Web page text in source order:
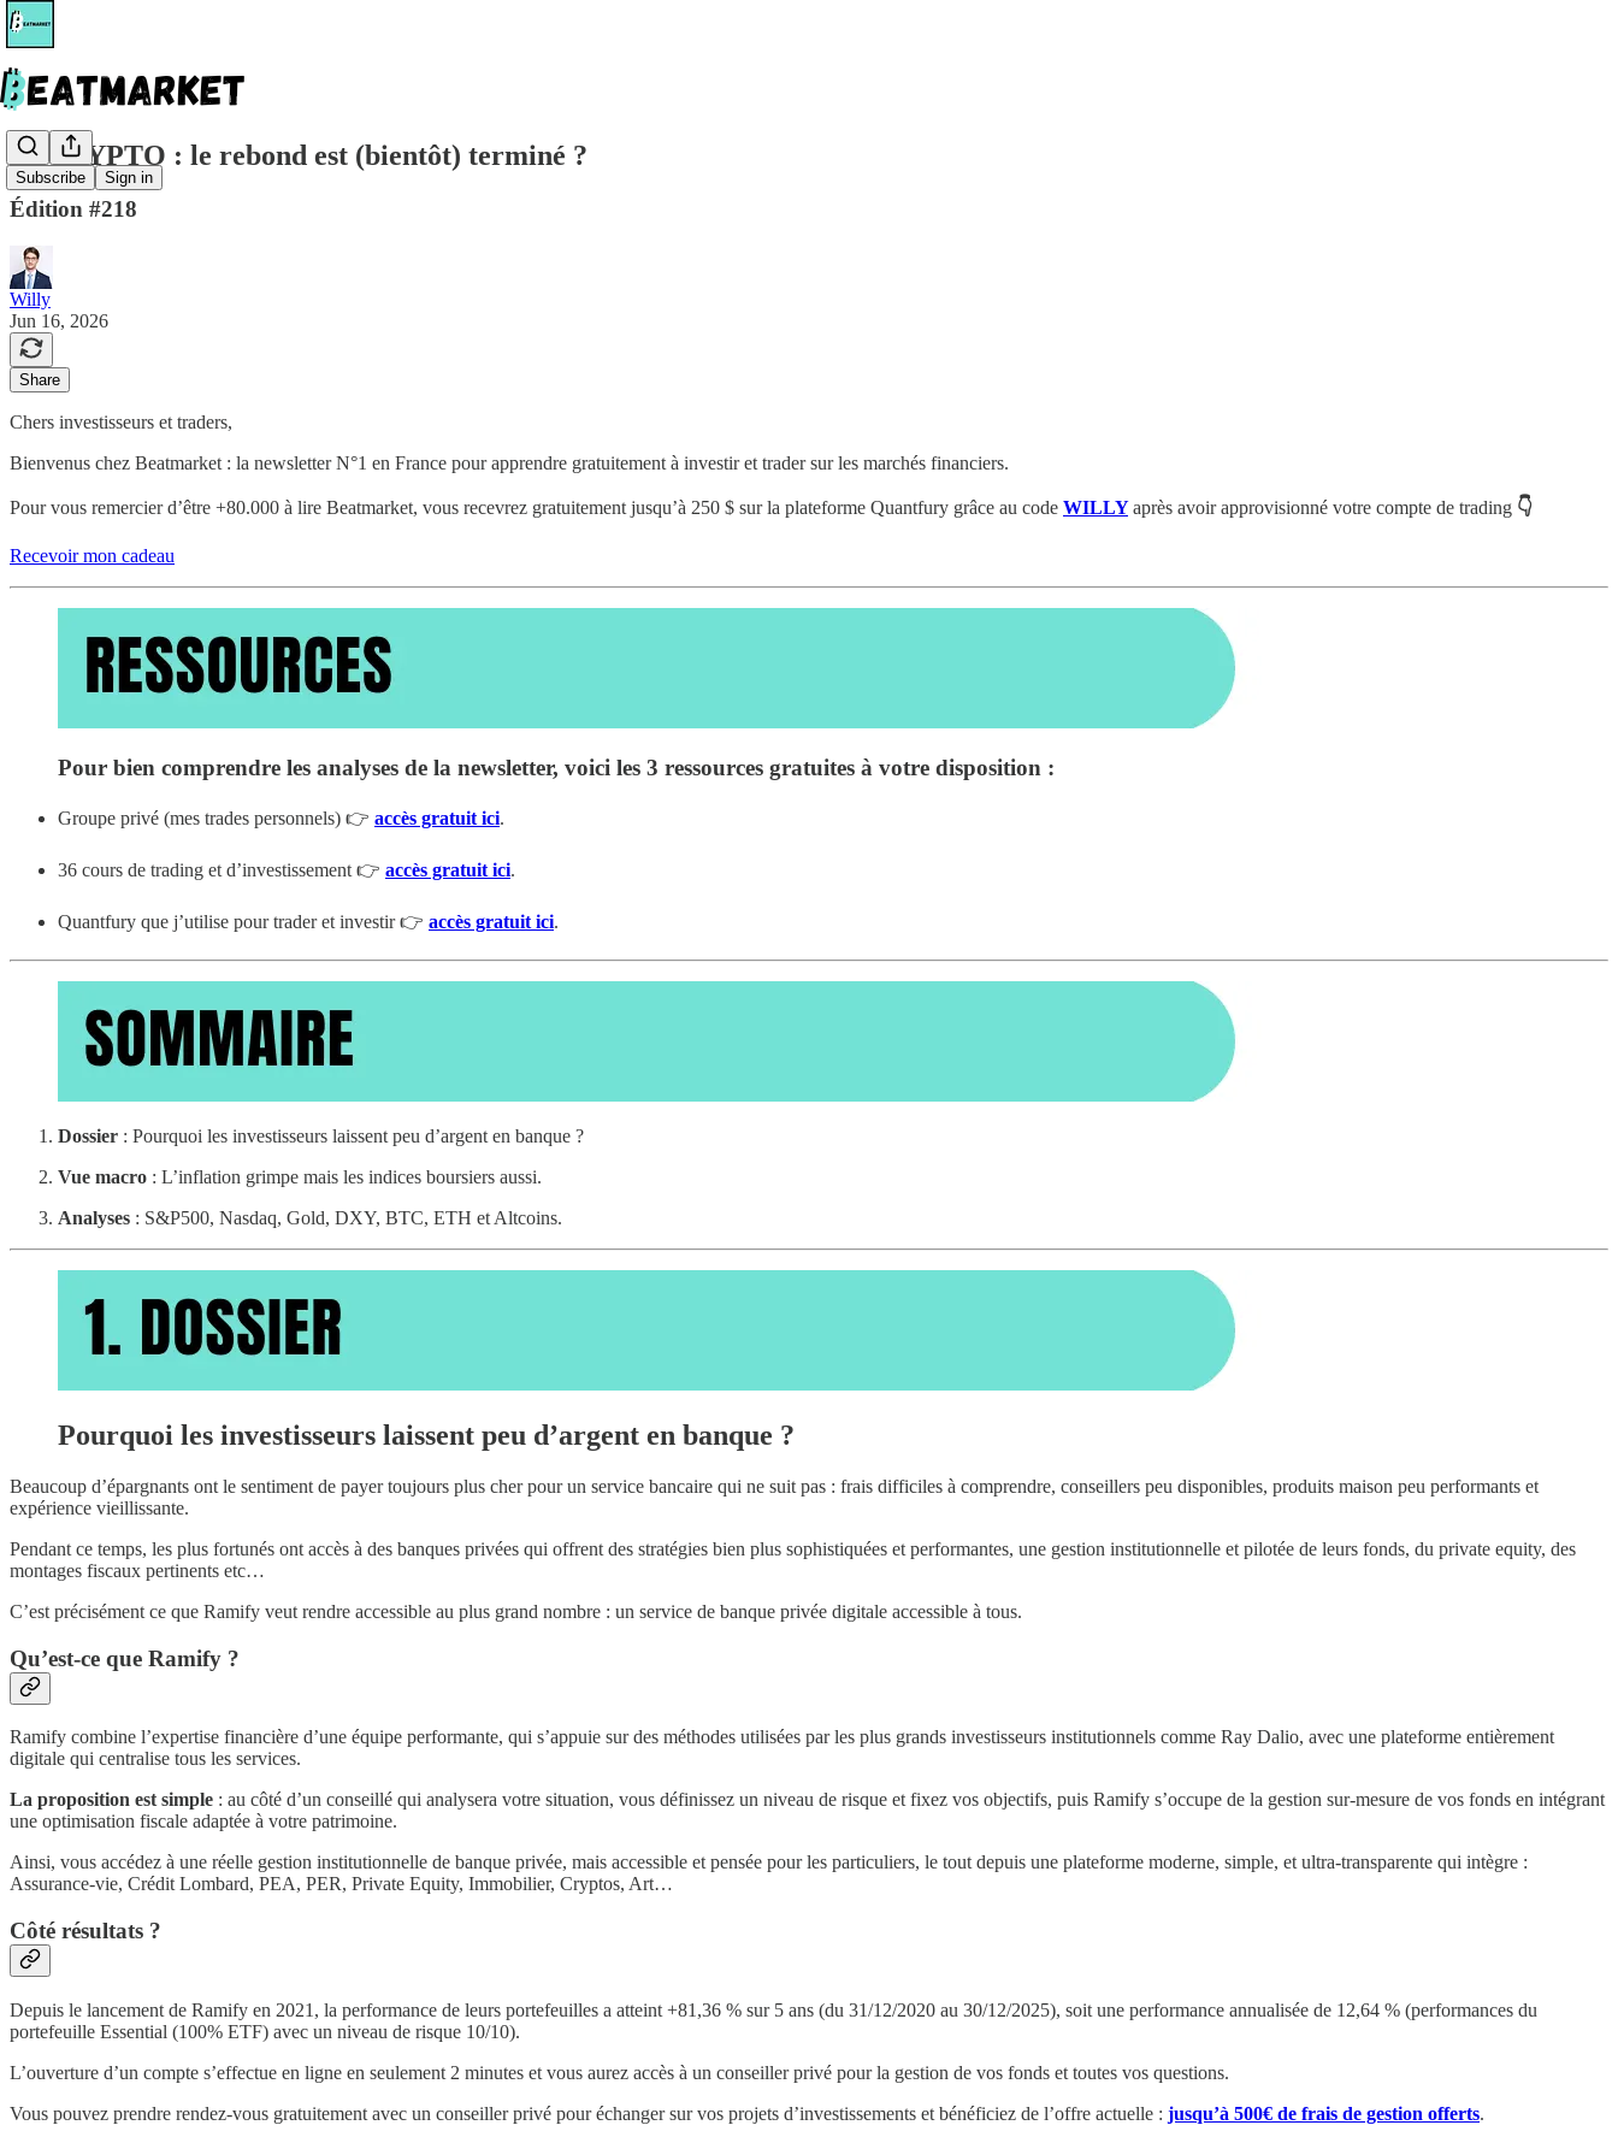
Subscribe Sign in
🧩 CRYPTO : le rebond est (bientôt) terminé ?
Édition #218
Willy
Jun 16, 2026
Share
Chers investisseurs et traders,
Bienvenus chez Beatmarket : la newsletter N°1 en France pour apprendre gratuitement à investir et trader sur les marchés financiers.
Pour vous remercier d’être +80.000 à lire Beatmarket, vous recevrez gratuitement jusqu’à 250 $ sur la plateforme Quantfury grâce au code WILLY après avoir approvisionné votre compte de trading 👇
Recevoir mon cadeau
Pour bien comprendre les analyses de la newsletter, voici les 3 ressources gratuites à votre disposition :
Groupe privé (mes trades personnels) 👉 accès gratuit ici.
36 cours de trading et d’investissement 👉 accès gratuit ici.
Quantfury que j’utilise pour trader et investir 👉 accès gratuit ici.
Dossier : Pourquoi les investisseurs laissent peu d’argent en banque ?
Vue macro : L’inflation grimpe mais les indices boursiers aussi.
Analyses : S&P500, Nasdaq, Gold, DXY, BTC, ETH et Altcoins.
Pourquoi les investisseurs laissent peu d’argent en banque ?
Beaucoup d’épargnants ont le sentiment de payer toujours plus cher pour un service bancaire qui ne suit pas : frais difficiles à comprendre, conseillers peu disponibles, produits maison peu performants et
expérience vieillissante.
Pendant ce temps, les plus fortunés ont accès à des banques privées qui offrent des stratégies bien plus sophistiquées et performantes, une gestion institutionnelle et pilotée de leurs fonds, du private equity, des
montages fiscaux pertinents etc…
C’est précisément ce que Ramify veut rendre accessible au plus grand nombre : un service de banque privée digitale accessible à tous.
Qu’est-ce que Ramify ?
Ramify combine l’expertise financière d’une équipe performante, qui s’appuie sur des méthodes utilisées par les plus grands investisseurs institutionnels comme Ray Dalio, avec une plateforme entièrement
digitale qui centralise tous les services.
La proposition est simple : au côté d’un conseillé qui analysera votre situation, vous définissez un niveau de risque et fixez vos objectifs, puis Ramify s’occupe de la gestion sur-mesure de vos fonds en intégrant
une optimisation fiscale adaptée à votre patrimoine.
Ainsi, vous accédez à une réelle gestion institutionnelle de banque privée, mais accessible et pensée pour les particuliers, le tout depuis une plateforme moderne, simple, et ultra-transparente qui intègre :
Assurance-vie, Crédit Lombard, PEA, PER, Private Equity, Immobilier, Cryptos, Art…
Côté résultats ?
Depuis le lancement de Ramify en 2021, la performance de leurs portefeuilles a atteint +81,36 % sur 5 ans (du 31/12/2020 au 30/12/2025), soit une performance annualisée de 12,64 % (performances du
portefeuille Essential (100% ETF) avec un niveau de risque 10/10).
L’ouverture d’un compte s’effectue en ligne en seulement 2 minutes et vous aurez accès à un conseiller privé pour la gestion de vos fonds et toutes vos questions.
Vous pouvez prendre rendez-vous gratuitement avec un conseiller privé pour échanger sur vos projets d’investissements et bénéficiez de l’offre actuelle : jusqu’à 500€ de frais de gestion offerts.